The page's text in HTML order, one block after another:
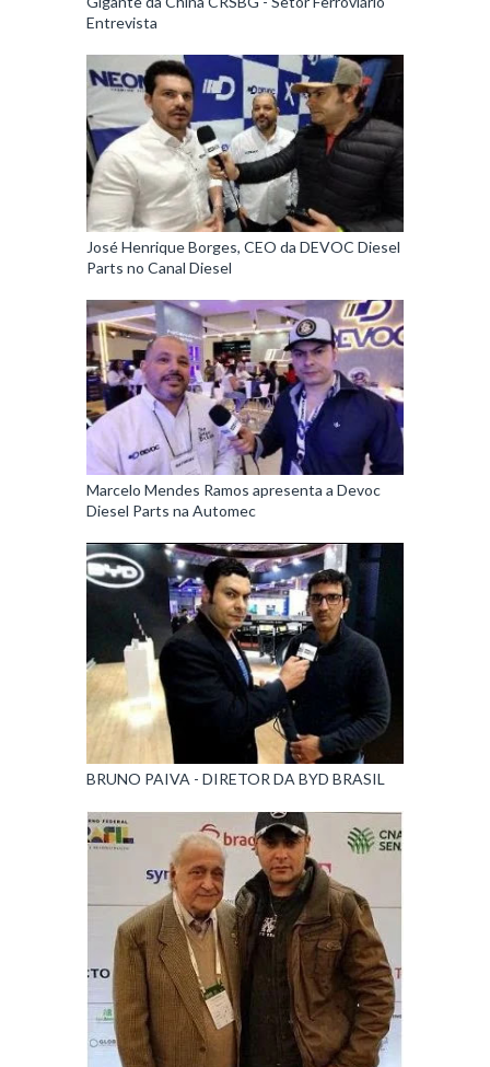
Entrevista
José Henrique Borges, CEO da DEVOC Diesel
Parts no Canal Diesel
Marcelo Mendes Ramos apresenta a Devoc
Diesel Parts na Automec
BRUNO PAIVA - DIRETOR DA BYD BRASIL